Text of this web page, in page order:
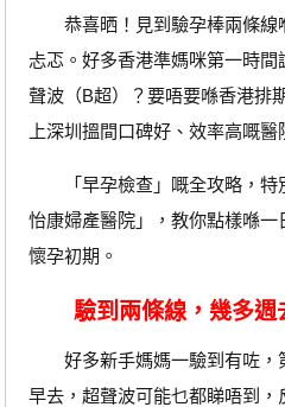
恭喜晒！見到驗孕棒兩條線
忐忑。好多香港準媽咪第一時
聲波（B超）？要唔要喺香港排
上深圳搵間口碑好、效率高嘅
「早孕檢查」嘅全攻略，特
怡康婦產醫院」，教你點樣喺
懷孕初期。
驗到兩條線，幾多週
好多新手媽媽一驗到有咗，
早去，超聲波可能乜都睇唔到，